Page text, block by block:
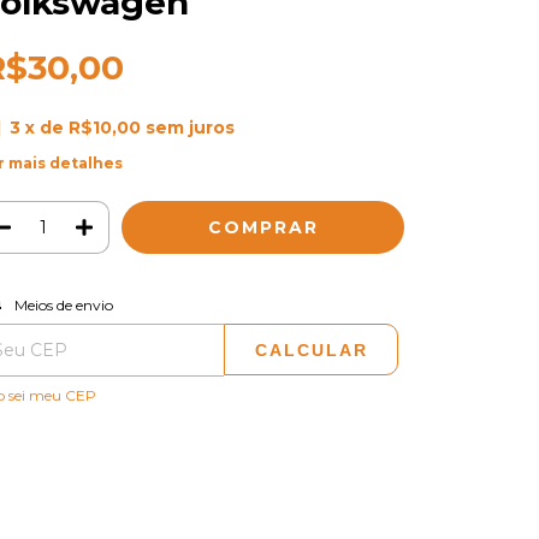
3 x de R$10,00 sem juros
mais detalhes
para o CEP:
Meios de envio
CALCULAR
sei meu CEP